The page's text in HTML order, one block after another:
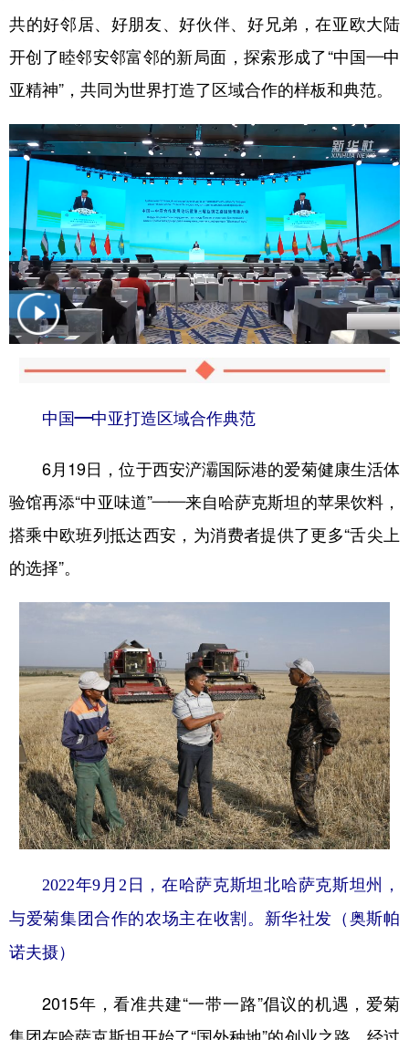
共的好邻居、好朋友、好伙伴、好兄弟，在亚欧大陆
开创了睦邻安邻富邻的新局面，探索形成了“中国—中
亚精神”，共同为世界打造了区域合作的样板和典范。
中国—中亚打造区域合作典范
6月19日，位于西安浐灞国际港的爱菊健康生活体
验馆再添“中亚味道”——来自哈萨克斯坦的苹果饮料，
搭乘中欧班列抵达西安，为消费者提供了更多“舌尖上
的选择”。
2022年9月2日，在哈萨克斯坦北哈萨克斯坦州，
与爱菊集团合作的农场主在收割。新华社发（奥斯帕
诺夫摄）
2015年，看准共建“一带一路”倡议的机遇，爱菊
集团在哈萨克斯坦开始了“国外种地”的创业之路。经过